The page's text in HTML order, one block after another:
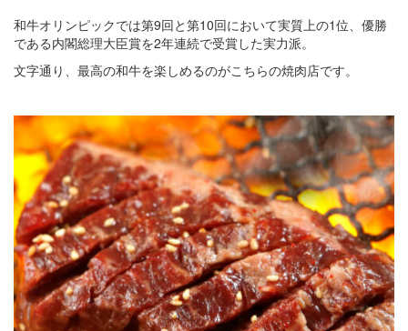
和牛オリンピックでは第9回と第10回において実質上の1位、優勝
である内閣総理大臣賞を2年連続で受賞した実力派。
文字通り、最高の和牛を楽しめるのがこちらの焼肉店です。